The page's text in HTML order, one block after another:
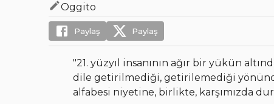
Oggito
Paylaş Paylaş
"21. yüzyıl insanının ağır bir yükün
dile getirilmediği, getirilemediği
alfabesi niyetine, birlikte, karşımızda